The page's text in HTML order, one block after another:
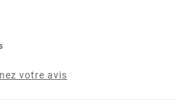
votre avis